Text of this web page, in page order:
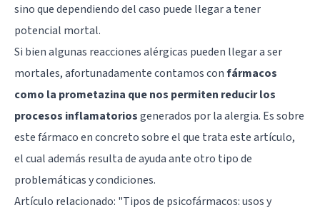
sino que dependiendo del caso puede llegar a tener
potencial mortal.
Si bien algunas reacciones alérgicas pueden llegar a ser
mortales, afortunadamente contamos confármacos
como la prometazina que nos permiten reducir los
procesos inflamatoriosgenerados por la alergia. Es sobre
este fármaco en concreto sobre el que trata este artículo,
el cual además resulta de ayuda ante otro tipo de
problemáticas y condiciones.
Artículo relacionado: "Tipos de psicofármacos: usos y